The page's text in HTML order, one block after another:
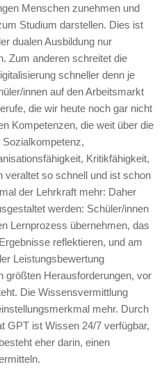
Menschen zunehmen und
Studium darstellen. Dies ist
dualen Ausbildung nur
Zum anderen schreitet die
schneller denn je
innen auf den Arbeitsmarkt
die wir heute noch gar nicht
Kompetenzen, die weit über die
Kritikfähigkeit,
veraltet so schnell und ist schon
der Lehrkraft mehr: Daher
werden: Schüler/innen
Lernprozess übernehmen, das
reflektieren, und am
Leistungsbewertung
größten Herausforderungen, vor
Die Wissensvermittlung
mehr. Durch
GPT ist Wissen 24/7 verfügbar,
eher darin, einen